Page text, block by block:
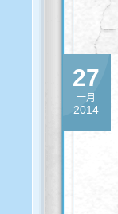
27
一月
2014